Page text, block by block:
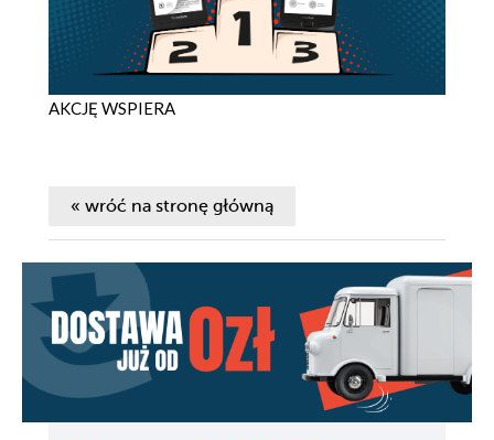
AKCJĘ WSPIERA
« wróć na stronę główną